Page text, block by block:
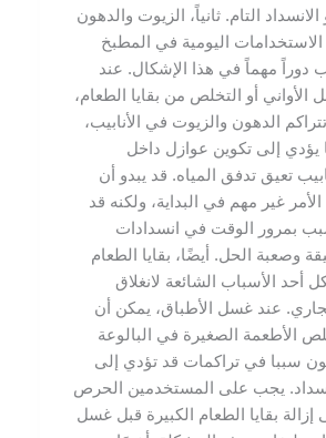
الانسداد التام. ثانياً، الزيوت والدهون
اليومية في المطبخ
دوراً مهماً في هذا الإشكال. عند
الأواني أو التخلص من بقايا الطعام،
الدهون والزيوت في الأنابيب،
يؤدي إلى تكوين عوازل داخل
تعيق تدفق المياه. قد يبدو أن
الأمر غير مهم في البداية، ولكنه قد
بمرور الوقت في انسدادات
وصعبة الحل. أيضًا، بقايا الطعام
أحد الأسباب الشائعة لانغلاق
عند غسل الأطباق، يمكن أن
الأطعمة الصغيرة في البالوعة
سببا في تراكمات قد تؤدي إلى
يجب على المستخدمين الحرص
إزالة بقايا الطعام الكبيرة قبل غسل